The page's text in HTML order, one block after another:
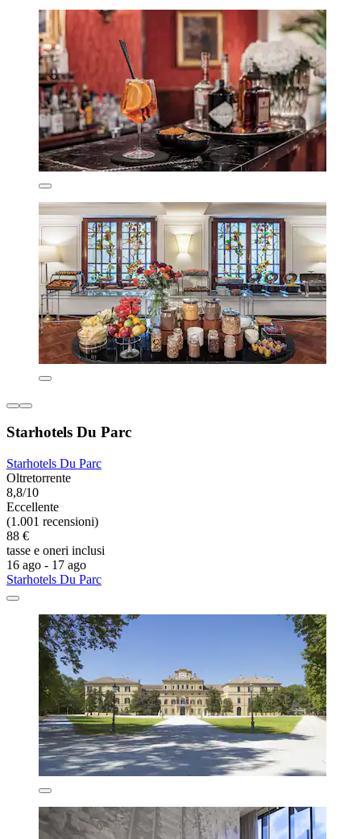
Starhotels Du Parc
Starhotels Du Parc
Oltretorrente
8,8/10
Eccellente
(1.001 recensioni)
88 €
tasse e oneri inclusi
16 ago - 17 ago
Starhotels Du Parc